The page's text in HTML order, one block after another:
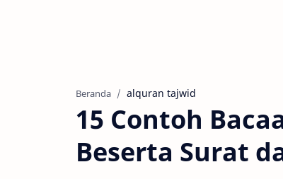
Beranda alquran tajwid
15 Contoh
Beserta Surat